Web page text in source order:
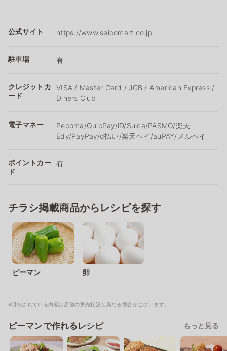
公式サイト https://www.seicomart.co.jp
駐車場 有
クレジットカ
ード
VISA / Master Card / JCB / American Express /
Diners Club
電子マネー
Pecoma/QuicPay/iD/Suica/PASMO/楽天
Edy/PayPay/d払い/楽天ペイ/auPAY/メルペイ
ポイントカー
ド
有
チラシ掲載商品からレシピを探す
ピーマン 卵
※明細されている内容は店舗の実売状況と異なる場合がございます。
ピーマンで作れるレシピ もっと見る